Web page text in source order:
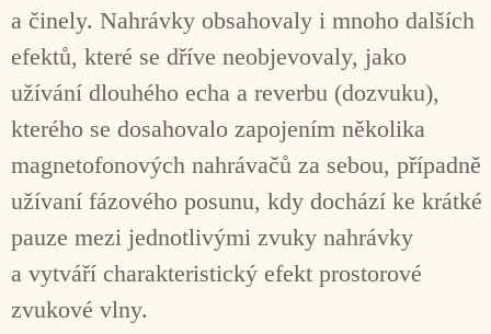
a činely. Nahrávky obsahovaly i mnoho dalších
efektů, které se dříve neobjevovaly, jako
užívání dlouhého echa a reverbu (dozvuku),
kterého se dosahovalo zapojením několika
magnetofonových nahrávačů za sebou, případně
užívaní fázového posunu, kdy dochází ke krátké
pauze mezi jednotlivými zvuky nahrávky
a vytváří charakteristický efekt prostorové
zvukové vlny.